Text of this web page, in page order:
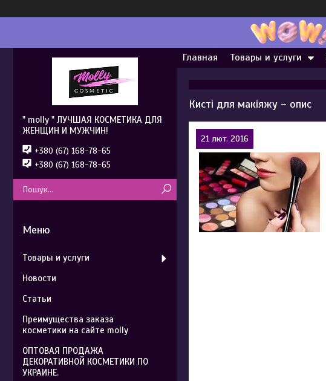
Главная Товары и услуги
Кисті для макіяжу – опис
21 лют. 2016
" molly " ЛУЧШАЯ КОСМЕТИКА ДЛЯ
ЖЕНЩИН И МУЖЧИН!
+380 (67) 168-78-65
+380 (67) 168-78-65
Товары и услуги
Новости
Статьи
Преимущества заказа
косметики на сайте molly
ОПТОВАЯ ПРОДАЖА
ДЕКОРАТИВНОЙ КОСМЕТИКИ ПО
УКРАИНЕ.